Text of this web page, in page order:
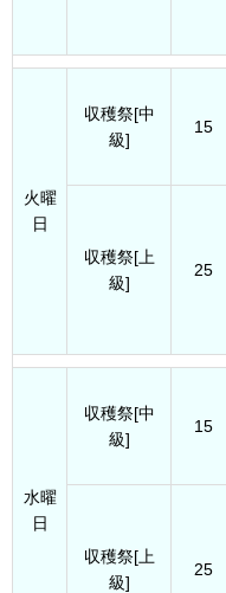
火曜
日
収穫祭[中
級]
15
収穫祭[上
級]
25
水曜
日
収穫祭[中
級]
15
収穫祭[上
級]
25